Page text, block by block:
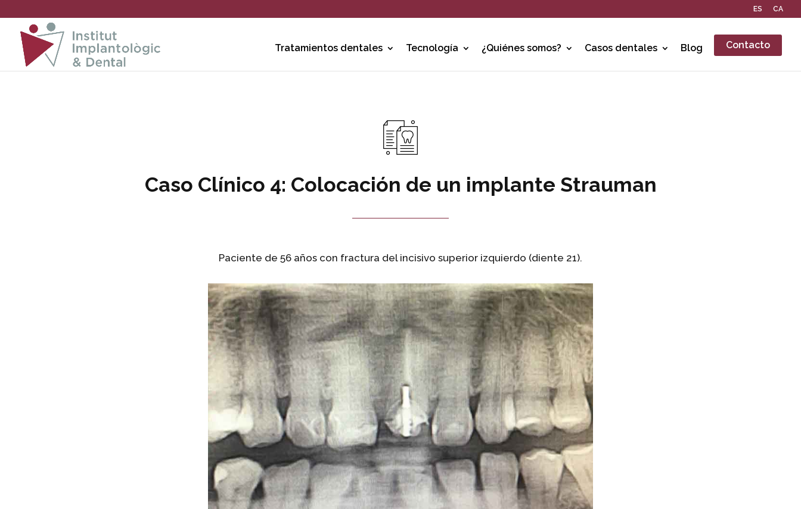
ES CA
Tratamientos dentales Tecnología ¿Quiénes somos? Casos dentales Blog Contacto
Caso Clínico 4: Colocación de un implante Strauman
Paciente de 56 años con fractura del incisivo superior izquierdo (diente 21).